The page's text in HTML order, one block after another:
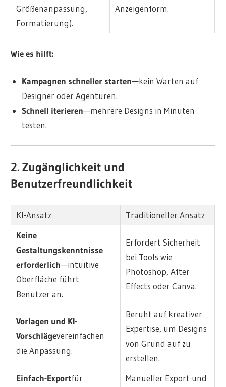
Größenanpassung,
Formatierung).
Anzeigenform.
Wie es hilft:
Kampagnen schneller starten—kein Warten auf
Designer oder Agenturen.
Schnell iterieren—mehrere Designs in Minuten
testen.
2. Zugänglichkeit und
Benutzerfreundlichkeit
KI-Ansatz
Traditioneller Ansatz
Keine
Gestaltungskenntnisse
erforderlich—intuitive
Oberfläche führt
Benutzer an.
Erfordert Sicherheit
bei Tools wie
Photoshop, After
Effects oder Canva.
Vorlagen und KI-
Vorschlägevereinfachen
die Anpassung.
Beruht auf kreativer
Expertise, um Designs
von Grund auf zu
erstellen.
Einfach-Exportfür
Manueller Export und